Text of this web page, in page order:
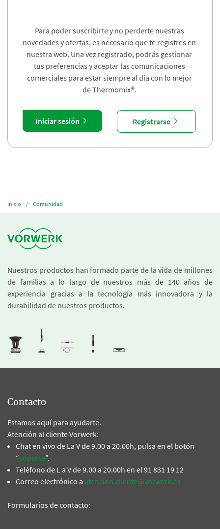
Para poder suscribirte y no perderte nuestras
novedades y ofertas, es necesario que te registres en
nuestra web. Una vez registrado, podrás gestionar
tus preferencias y aceptar las comunicaciones
comerciales para estar siempre al día con lo mejor
de Thermomix®.
Iniciar sesión Registrarse
Inicio Comunidad
Nuestros productos han formado parte de la vida de millones
de familias a lo largo de nuestros más de 140 años de
experiencia gracias a la tecnología más innovadora y la
durabilidad de nuestros productos.
Contacto
Estamos aquí para ayudarte.
Atención al cliente Vorwerk:
Chat en vivo de La V de 9.00 a 20.00h, pulsa en el botón
“soporte”.
Teléfono de L a V de 9.00 a 20.00h en el 91 831 19 12
Correo electrónico a atencion.cliente@vorwerk.es
Formularios de contacto: